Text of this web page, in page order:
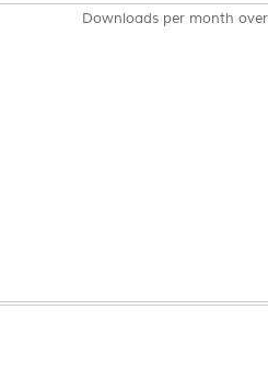
Downloads per month